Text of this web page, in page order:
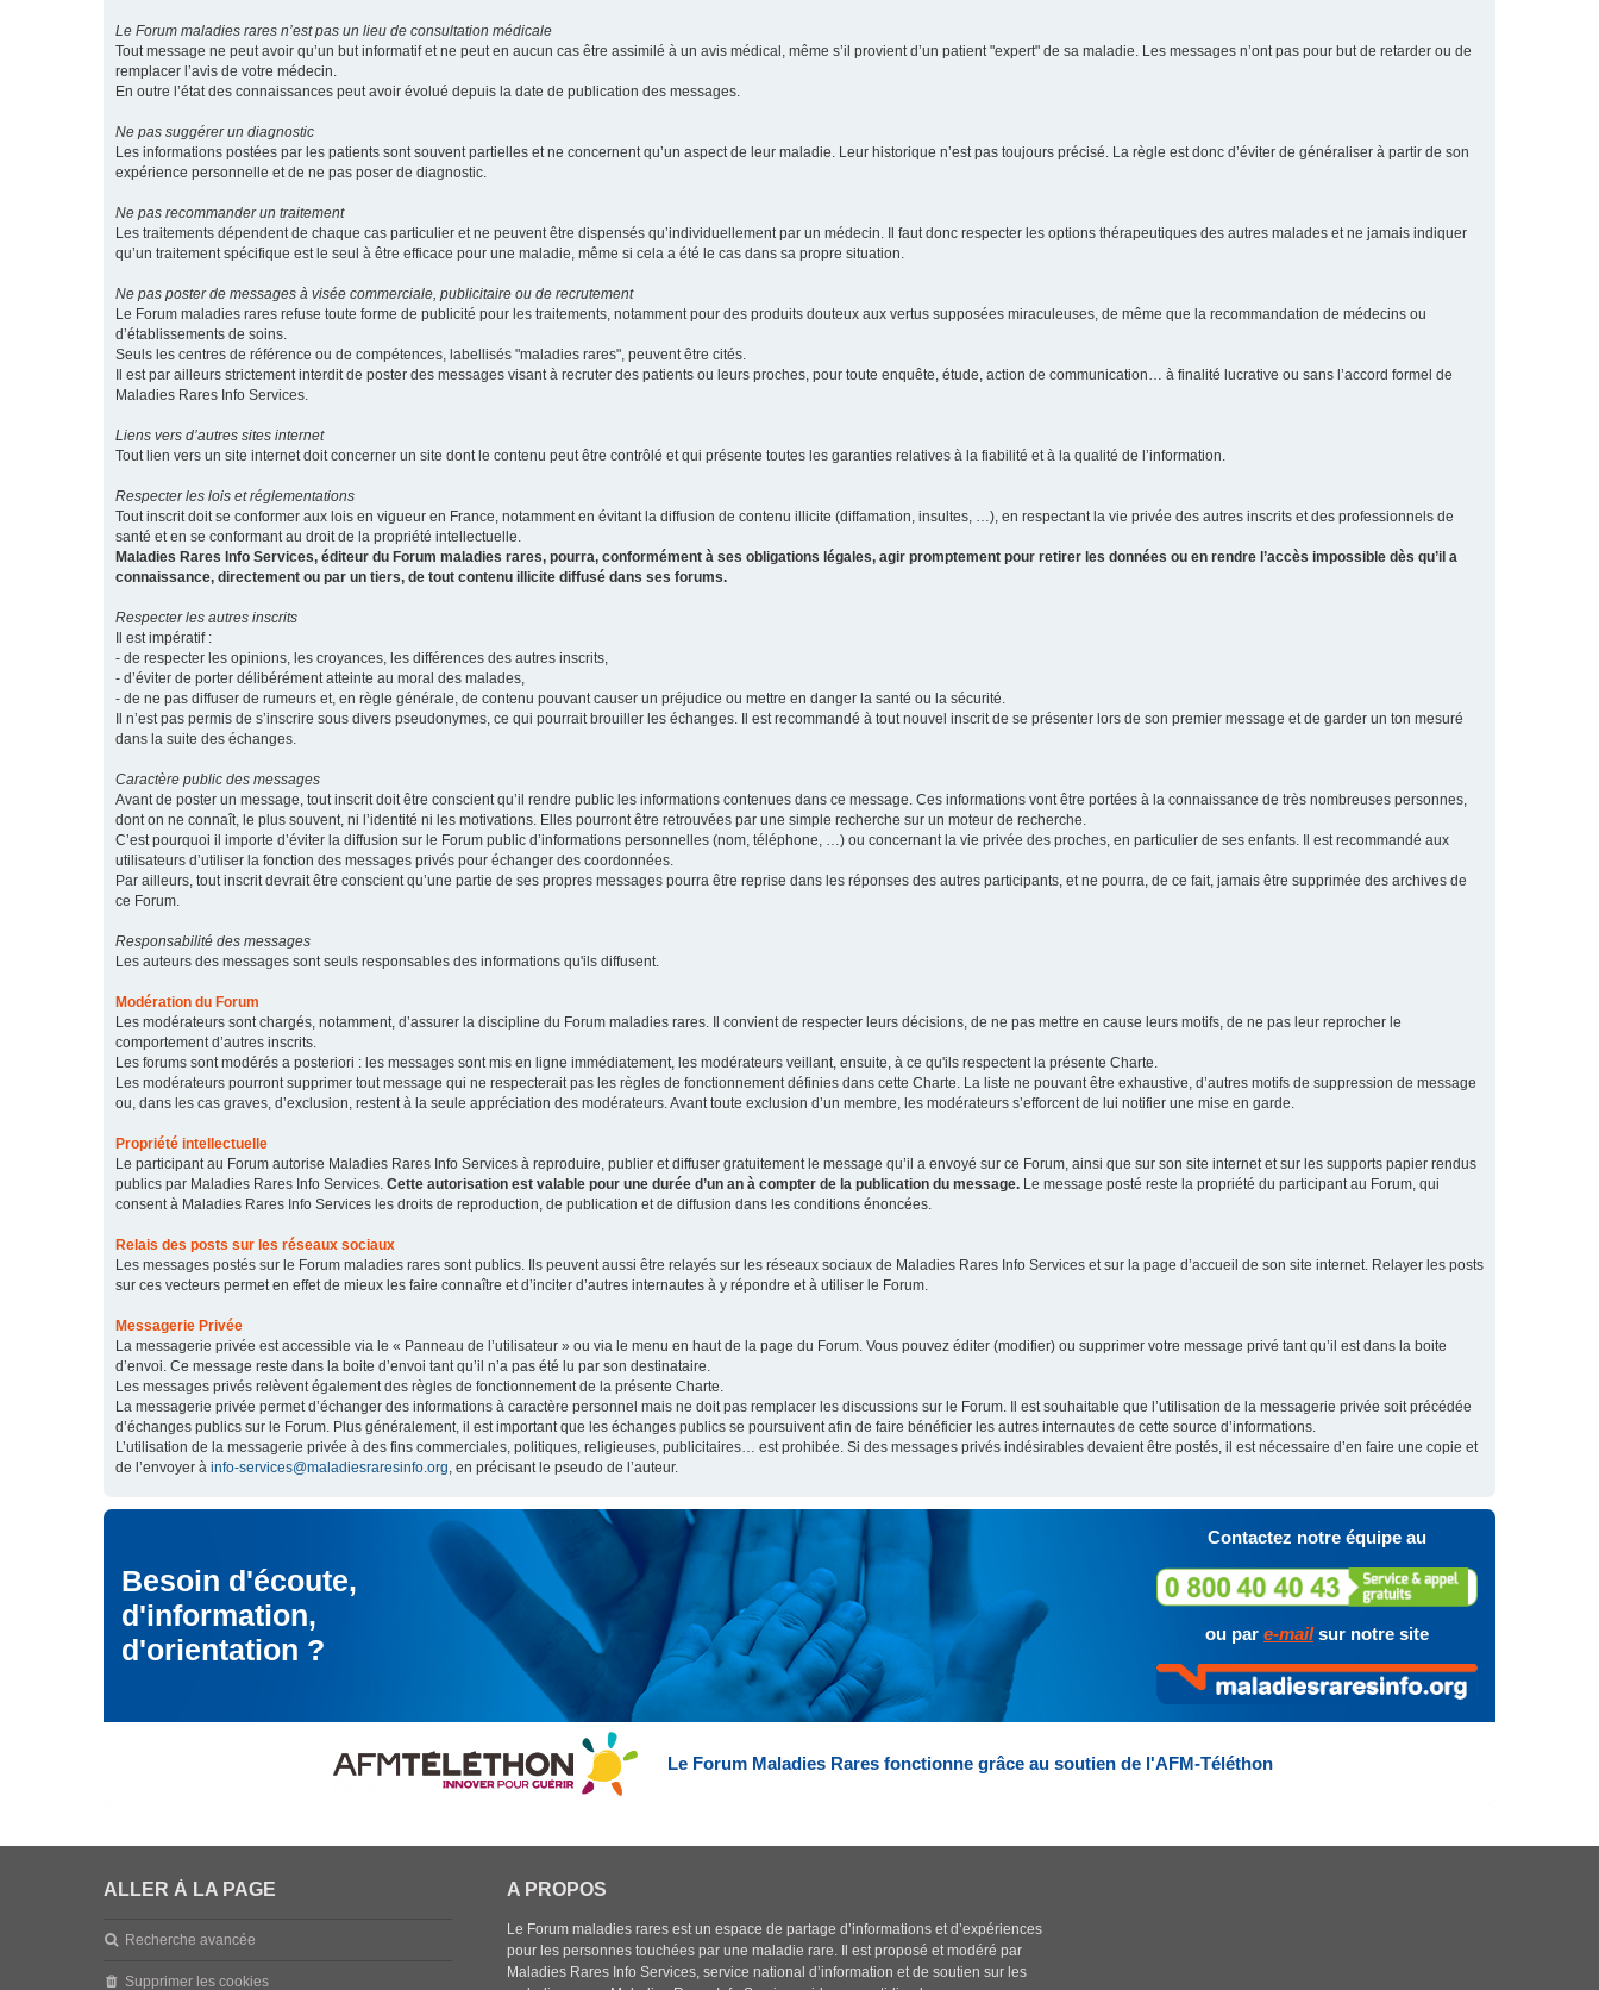
Le Forum maladies rares n’est pas un lieu de consultation médicale
Tout message ne peut avoir qu’un but informatif et ne peut en aucun cas être assimilé à un avis médical, même s’il provient d’un patient "expert" de sa maladie. Les messages n’ont pas pour but de retarder ou de
remplacer l’avis de votre médecin.
En outre l’état des connaissances peut avoir évolué depuis la date de publication des messages.
Ne pas suggérer un diagnostic
Les informations postées par les patients sont souvent partielles et ne concernent qu’un aspect de leur maladie. Leur historique n’est pas toujours précisé. La règle est donc d’éviter de généraliser à partir de son
expérience personnelle et de ne pas poser de diagnostic.
Ne pas recommander un traitement
Les traitements dépendent de chaque cas particulier et ne peuvent être dispensés qu’individuellement par un médecin. Il faut donc respecter les options thérapeutiques des autres malades et ne jamais indiquer
qu’un traitement spécifique est le seul à être efficace pour une maladie, même si cela a été le cas dans sa propre situation.
Ne pas poster de messages à visée commerciale, publicitaire ou de recrutement
Le Forum maladies rares refuse toute forme de publicité pour les traitements, notamment pour des produits douteux aux vertus supposées miraculeuses, de même que la recommandation de médecins ou
d’établissements de soins.
Seuls les centres de référence ou de compétences, labellisés "maladies rares", peuvent être cités.
Il est par ailleurs strictement interdit de poster des messages visant à recruter des patients ou leurs proches, pour toute enquête, étude, action de communication… à finalité lucrative ou sans l’accord formel de
Maladies Rares Info Services.
Liens vers d’autres sites internet
Tout lien vers un site internet doit concerner un site dont le contenu peut être contrôlé et qui présente toutes les garanties relatives à la fiabilité et à la qualité de l’information.
Respecter les lois et réglementations
Tout inscrit doit se conformer aux lois en vigueur en France, notamment en évitant la diffusion de contenu illicite (diffamation, insultes, …), en respectant la vie privée des autres inscrits et des professionnels de
santé et en se conformant au droit de la propriété intellectuelle.
Maladies Rares Info Services, éditeur du Forum maladies rares, pourra, conformément à ses obligations légales, agir promptement pour retirer les données ou en rendre l’accès impossible dès qu’il a
connaissance, directement ou par un tiers, de tout contenu illicite diffusé dans ses forums.
Respecter les autres inscrits
Il est impératif :
- de respecter les opinions, les croyances, les différences des autres inscrits,
- d’éviter de porter délibérément atteinte au moral des malades,
- de ne pas diffuser de rumeurs et, en règle générale, de contenu pouvant causer un préjudice ou mettre en danger la santé ou la sécurité.
Il n’est pas permis de s’inscrire sous divers pseudonymes, ce qui pourrait brouiller les échanges. Il est recommandé à tout nouvel inscrit de se présenter lors de son premier message et de garder un ton mesuré
dans la suite des échanges.
Caractère public des messages
Avant de poster un message, tout inscrit doit être conscient qu’il rendre public les informations contenues dans ce message. Ces informations vont être portées à la connaissance de très nombreuses personnes,
dont on ne connaît, le plus souvent, ni l’identité ni les motivations. Elles pourront être retrouvées par une simple recherche sur un moteur de recherche.
C’est pourquoi il importe d’éviter la diffusion sur le Forum public d’informations personnelles (nom, téléphone, …) ou concernant la vie privée des proches, en particulier de ses enfants. Il est recommandé aux
utilisateurs d’utiliser la fonction des messages privés pour échanger des coordonnées.
Par ailleurs, tout inscrit devrait être conscient qu’une partie de ses propres messages pourra être reprise dans les réponses des autres participants, et ne pourra, de ce fait, jamais être supprimée des archives de
ce Forum.
Responsabilité des messages
Les auteurs des messages sont seuls responsables des informations qu'ils diffusent.
Modération du Forum
Les modérateurs sont chargés, notamment, d’assurer la discipline du Forum maladies rares. Il convient de respecter leurs décisions, de ne pas mettre en cause leurs motifs, de ne pas leur reprocher le
comportement d’autres inscrits.
Les forums sont modérés a posteriori : les messages sont mis en ligne immédiatement, les modérateurs veillant, ensuite, à ce qu'ils respectent la présente Charte.
Les modérateurs pourront supprimer tout message qui ne respecterait pas les règles de fonctionnement définies dans cette Charte. La liste ne pouvant être exhaustive, d’autres motifs de suppression de message
ou, dans les cas graves, d’exclusion, restent à la seule appréciation des modérateurs. Avant toute exclusion d’un membre, les modérateurs s’efforcent de lui notifier une mise en garde.
Propriété intellectuelle
Le participant au Forum autorise Maladies Rares Info Services à reproduire, publier et diffuser gratuitement le message qu’il a envoyé sur ce Forum, ainsi que sur son site internet et sur les supports papier rendus
publics par Maladies Rares Info Services. Cette autorisation est valable pour une durée d’un an à compter de la publication du message. Le message posté reste la propriété du participant au Forum, qui
consent à Maladies Rares Info Services les droits de reproduction, de publication et de diffusion dans les conditions énoncées.
Relais des posts sur les réseaux sociaux
Les messages postés sur le Forum maladies rares sont publics. Ils peuvent aussi être relayés sur les réseaux sociaux de Maladies Rares Info Services et sur la page d’accueil de son site internet. Relayer les posts
sur ces vecteurs permet en effet de mieux les faire connaître et d’inciter d’autres internautes à y répondre et à utiliser le Forum.
Messagerie Privée
La messagerie privée est accessible via le « Panneau de l’utilisateur » ou via le menu en haut de la page du Forum. Vous pouvez éditer (modifier) ou supprimer votre message privé tant qu’il est dans la boite
d’envoi. Ce message reste dans la boite d’envoi tant qu’il n’a pas été lu par son destinataire.
Les messages privés relèvent également des règles de fonctionnement de la présente Charte.
La messagerie privée permet d’échanger des informations à caractère personnel mais ne doit pas remplacer les discussions sur le Forum. Il est souhaitable que l’utilisation de la messagerie privée soit précédée
d’échanges publics sur le Forum. Plus généralement, il est important que les échanges publics se poursuivent afin de faire bénéficier les autres internautes de cette source d’informations.
L’utilisation de la messagerie privée à des fins commerciales, politiques, religieuses, publicitaires… est prohibée. Si des messages privés indésirables devaient être postés, il est nécessaire d’en faire une copie et
de l’envoyer à info-services@maladiesraresinfo.org, en précisant le pseudo de l’auteur.
Besoin d'écoute,
d'information,
d'orientation ?
Contactez notre équipe au
ou par e-mailsur notre site
Le Forum Maladies Rares fonctionne grâce au soutien de l'AFM-Téléthon
ALLER À LA PAGE
Recherche avancée
Supprimer les cookies
A PROPOS
Le Forum maladies rares est un espace de partage d’informations et d’expériences
pour les personnes touchées par une maladie rare. Il est proposé et modéré par
Maladies Rares Info Services, service national d’information et de soutien sur les